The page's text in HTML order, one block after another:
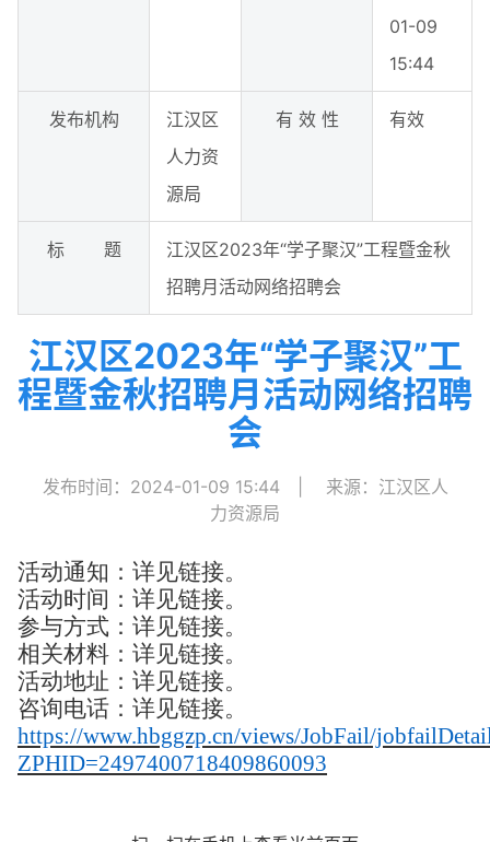
01-09
15:44
发布机构
江汉区
人力资
源局
有 效 性 有效
标 题
江汉区2023年“学子聚汉”工程暨金秋
招聘月活动网络招聘会
江汉区2023年“学子聚汉”工
程暨金秋招聘月活动网络招聘
会
发布时间：2024-01-09 15:44
来源：江汉区人
力资源局
活动通知：详见链接。
活动时间：详见链接。
参与方式：详见链接。
相关材料：详见链接。
活动地址：详见链接。
咨询电话：详见链接。
https://www.hbggzp.cn/views/JobFail/
ZPHID=2497400718409860093